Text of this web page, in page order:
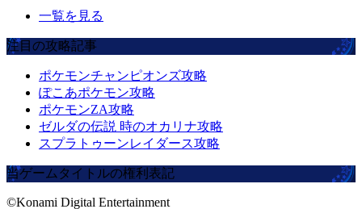
一覧を見る
注目の攻略記事
ポケモンチャンピオンズ攻略
ぽこあポケモン攻略
ポケモンZA攻略
ゼルダの伝説 時のオカリナ攻略
スプラトゥーンレイダース攻略
当ゲームタイトルの権利表記
©Konami Digital Entertainment